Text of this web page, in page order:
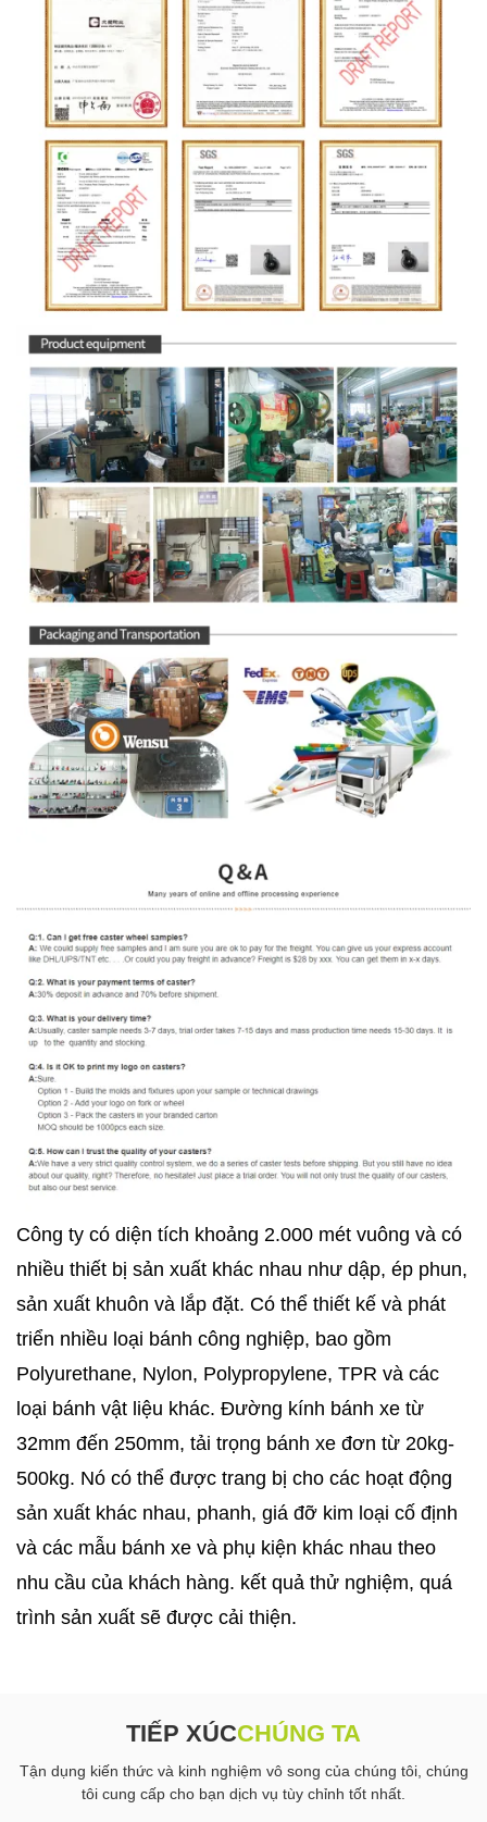
Công ty có diện tích khoảng 2.000 mét vuông và có
nhiều thiết bị sản xuất khác nhau như dập, ép phun,
sản xuất khuôn và lắp đặt. Có thể thiết kế và phát
triển nhiều loại bánh công nghiệp, bao gồm
Polyurethane, Nylon, Polypropylene, TPR và các
loại bánh vật liệu khác. Đường kính bánh xe từ
32mm đến 250mm, tải trọng bánh xe đơn từ 20kg-
500kg. Nó có thể được trang bị cho các hoạt động
sản xuất khác nhau, phanh, giá đỡ kim loại cố định
và các mẫu bánh xe và phụ kiện khác nhau theo
nhu cầu của khách hàng. kết quả thử nghiệm, quá
trình sản xuất sẽ được cải thiện.
TIẾP XÚCCHÚNG TA
Tận dụng kiến ​​thức và kinh nghiệm vô song của chúng tôi, chúng
tôi cung cấp cho bạn dịch vụ tùy chỉnh tốt nhất.